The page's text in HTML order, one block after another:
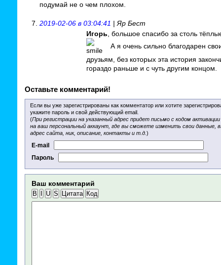
подумай не о чем плохом.
2019-02-06 в 03:04:41 | Яр Бест
Игорь , большое спасибо за столь
А я очень сильно благодарен
друзьям, без которых эта история
гораздо раньше и с чуть другим концом.
Оставьте комментарий!
Если вы уже зарегистрированы как комментатор или хотите
укажите пароль и свой действующий email.
(При регистрации на указанный адрес придет письмо с кодом
на ваш персональный аккаунт, где вы сможете изменить свои данные,
адрес сайта, ник, описание, контакты и т.д. )
E-mail
Пароль
Ваш комментарий
B U S Цитата Код